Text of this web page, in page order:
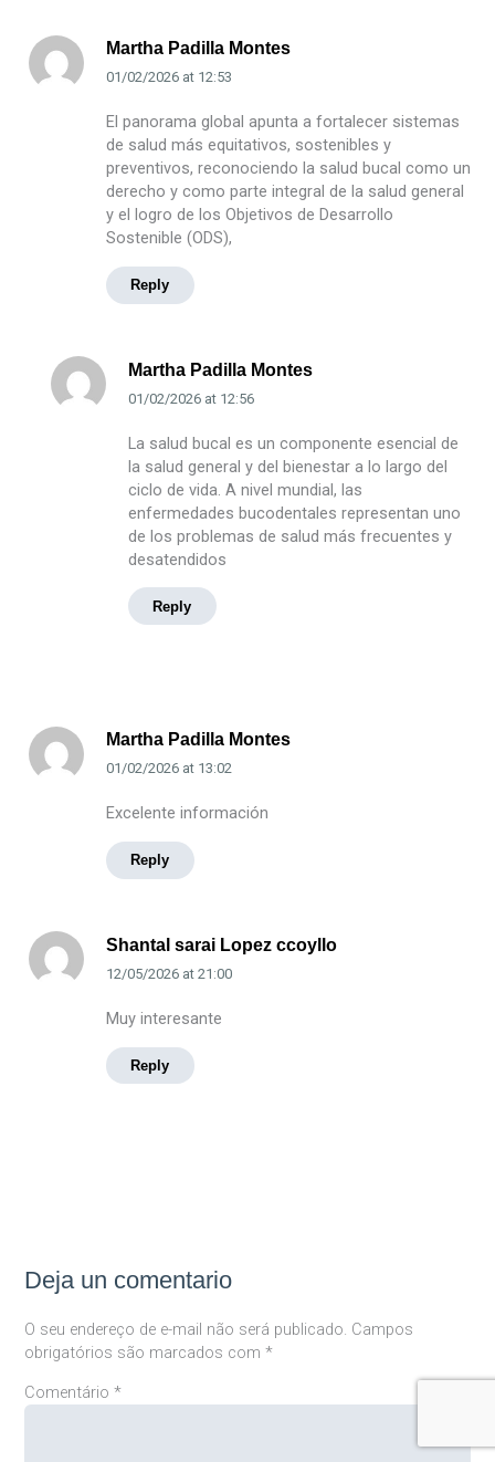
Martha Padilla Montes
01/02/2026at 12:53
El panorama global apunta a fortalecer sistemas
de salud más equitativos, sostenibles y
preventivos, reconociendo la salud bucal como un
derecho y como parte integral de la salud general
y el logro de los Objetivos de Desarrollo
Sostenible (ODS),
Reply
Martha Padilla Montes
01/02/2026at 12:56
La salud bucal es un componente esencial de
la salud general y del bienestar a lo largo del
ciclo de vida. A nivel mundial, las
enfermedades bucodentales representan uno
de los problemas de salud más frecuentes y
desatendidos
Reply
Martha Padilla Montes
01/02/2026at 13:02
Excelente información
Reply
Shantal sarai Lopez ccoyllo
12/05/2026at 21:00
Muy interesante
Reply
Deja un comentario
O seu endereço de e-mail não será publicado. Campos
obrigatórios são marcados com *
Comentário *